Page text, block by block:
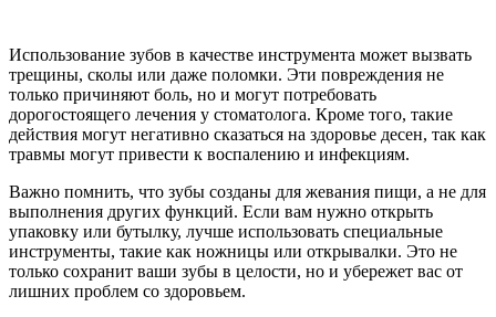
Использование зубов в качестве инструмента может вызвать
трещины, сколы или даже поломки. Эти повреждения не
только причиняют боль, но и могут потребовать
дорогостоящего лечения у стоматолога. Кроме того, такие
действия могут негативно сказаться на здоровье десен, так как
травмы могут привести к воспалению и инфекциям.
Важно помнить, что зубы созданы для жевания пищи, а не для
выполнения других функций. Если вам нужно открыть
упаковку или бутылку, лучше использовать специальные
инструменты, такие как ножницы или открывалки. Это не
только сохранит ваши зубы в целости, но и убережет вас от
лишних проблем со здоровьем.